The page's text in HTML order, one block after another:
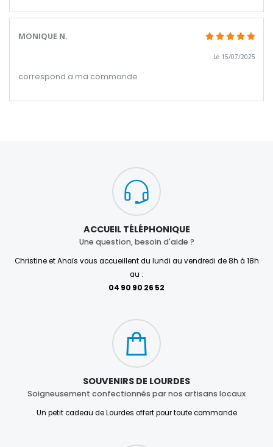
MONIQUE N.
Le 15/07/2025
correspond a ma commande
ACCUEIL TÉLÉPHONIQUE
Une question, besoin d'aide ?
Christine et Anaïs vous accueillent du lundi au vendredi de 8h à 18h
au :
04 90 90 26 52
SOUVENIRS DE LOURDES
Soigneusement confectionnés par nos artisans locaux
Un petit cadeau de Lourdes offert pour toute commande